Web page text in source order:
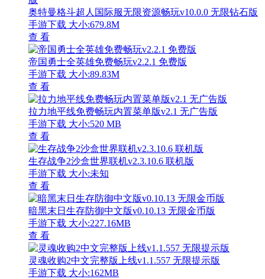
奥特曼格斗超人国际服无限资源畅玩v10.0.0 无限钻石版
手游下载 大小:679.8M
查 看
帝国勇士全英雄免费畅玩v2.2.1 免费版
手游下载 大小:89.83M
查 看
拉力地平线免费畅玩内置菜单版v2.1 无广告版
手游下载 大小:520 MB
查 看
生存战争2沙盒世界联机v2.3.10.6 联机版
手游下载 大小:未知
查 看
暗黑末日生存防御中文版v0.10.13 无限金币版
手游下载 大小:227.16MB
查 看
灵魂收购2中文完整版上线v1.1.557 无限提示版
手游下载 大小:162MB